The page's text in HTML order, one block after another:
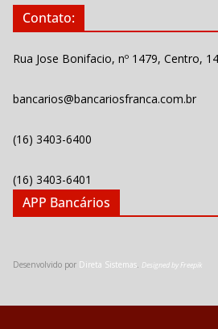
Contato:
Rua Jose Bonifacio, nº 1479, Centro,
bancarios@bancariosfranca.com.br
(16) 3403-6400
(16) 3403-6401
APP Bancários
Desenvolvido por Direta Sistemas. Designed by Freepik